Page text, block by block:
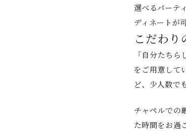
選べるパーテ
ディネートが
こだわ
「自分たち
をご用意して
ど、少人数で
チャペルでの
た時間をお過